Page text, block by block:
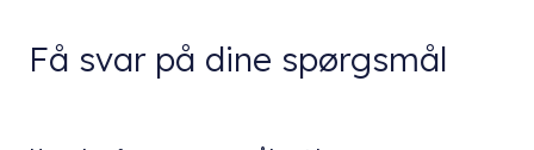
Få svar på dine spørgsmål